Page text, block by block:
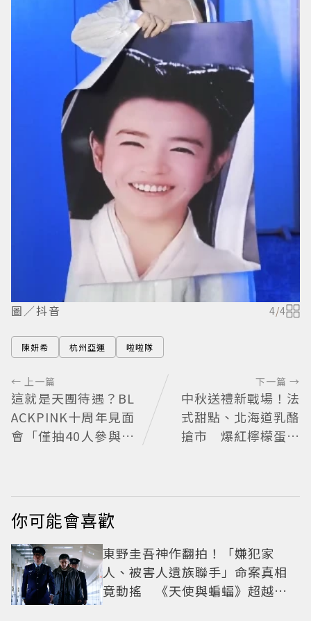
圖／抖音 4/4
陳妍希 杭州亞運 啦啦隊
← 上一篇
這就是天團待遇？BL
ACKPINK十周年見面
會「僅抽40人參與」
下一篇 →
中秋送禮新戰場！法
式甜點、北海道乳酪
搶市 爆紅檸檬蛋糕
你可能會喜歡
東野圭吾神作翻拍！「嫌犯家
人、被害人遺族聯手」命案真相
竟動搖 《天使與蝙蝠》超越懸